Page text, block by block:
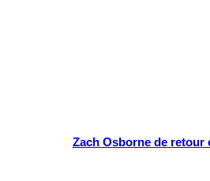
Zach Osborne de retour